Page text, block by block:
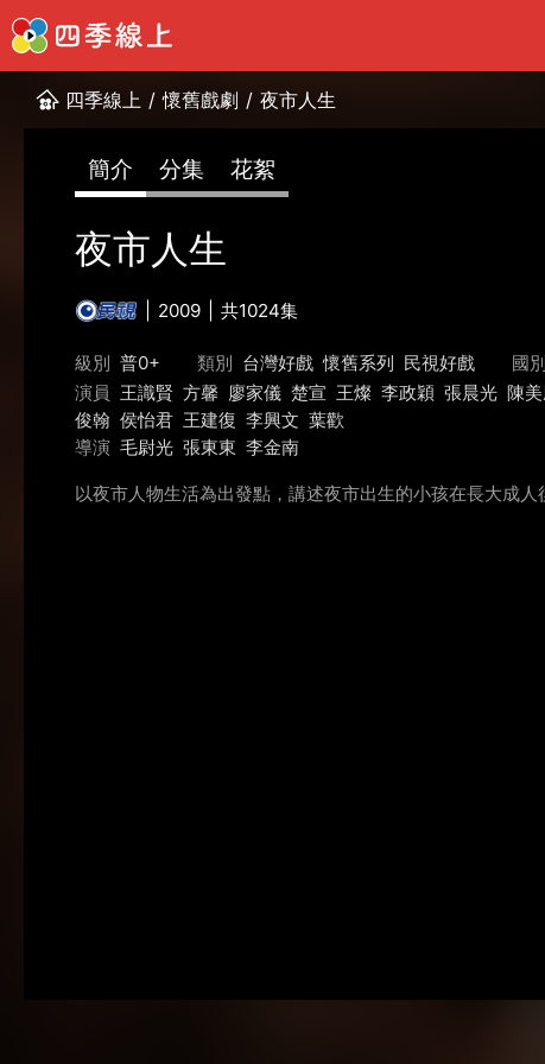
四季線上 / 懷舊戲劇 / 夜市人生
簡介 分集 花絮
夜市人生
2009 共1024集
級別 普0+ 類別 台灣好戲 懷舊系列 民視好戲 國別
演員 王識賢 方馨 廖家儀 楚宣 王燦 李政穎 張晨光 陳
俊翰 侯怡君 王建復 李興文 葉歡
導演 毛尉光 張東東 李金南
以夜市人物生活為出發點，講述夜市出生的小孩在長大成人